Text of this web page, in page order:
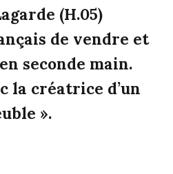
(H.05)
de vendre et
seconde main.
la créatrice d’un
».